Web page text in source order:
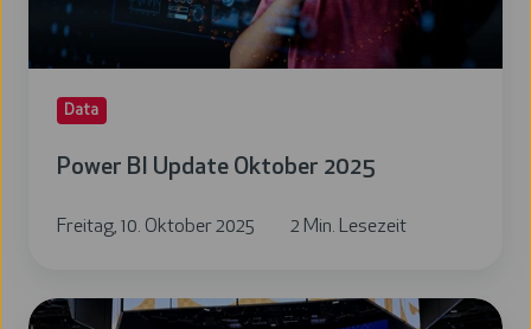
Data
Power BI Update Oktober 2025
Freitag, 10. Oktober 2025 2 Min. Lesezeit
Die